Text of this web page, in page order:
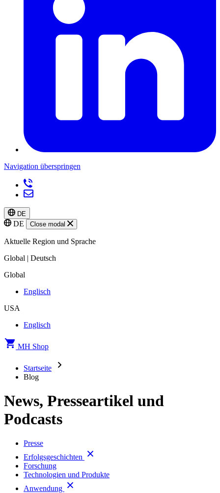
Navigation überspringen
DE
DE Close modal
Aktuelle Region und Sprache
Global | Deutsch
Global
Englisch
USA
Englisch
MH Shop
Startseite
Blog
News, Presseartikel und
Podcasts
Presse
Erfolgsgeschichten
Forschung
Technologien und Produkte
Anwendung